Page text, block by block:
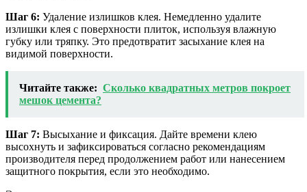
Шаг 6: Удаление излишков клея. Немедленно удалите
излишки клея с поверхности плиток, используя влажную
губку или тряпку. Это предотвратит засыхание клея на
видимой поверхности.
Читайте также: Сколько квадратных метров покроет
мешок цемента?
Шаг 7: Высыхание и фиксация. Дайте времени клею
высохнуть и зафиксироваться согласно рекомендациям
производителя перед продолжением работ или нанесением
защитного покрытия, если это необходимо.